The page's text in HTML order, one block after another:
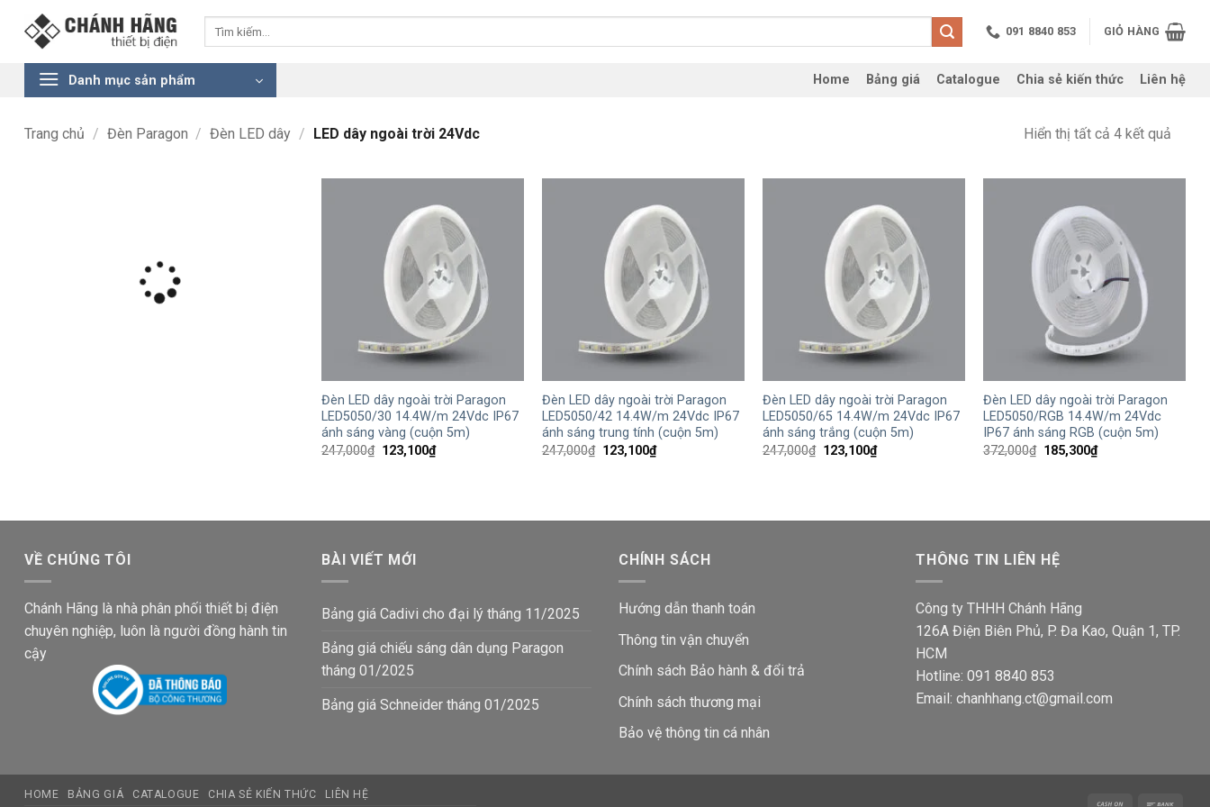
091 8840 853 GIỎ HÀNG
Danh mục sản phẩm Home Bảng giá Catalogue Chia sẻ kiến thức Liên hệ
Trang chủ / Đèn Paragon / Đèn LED dây / LED dây ngoài trời 24Vdc Hiển thị tất cả 4 kết quả
Đèn LED dây ngoài trời Paragon
LED5050/30 14.4W/m 24Vdc IP67
ánh sáng vàng (cuộn 5m)
247,000₫ Giá
123,100₫Giá
hiện
Đèn LED dây ngoài trời Paragon
LED5050/42 14.4W/m 24Vdc IP67
ánh sáng trung tính (cuộn 5m)
247,000₫ Giá
123,100₫Giá
hiện
Đèn LED dây ngoài trời Paragon
LED5050/65 14.4W/m 24Vdc IP67
ánh sáng trắng (cuộn 5m)
247,000₫ Giá
123,100₫Giá
hiện
Đèn LED dây ngoài trời Paragon
LED5050/RGB 14.4W/m 24Vdc
IP67 ánh sáng RGB (cuộn 5m)
372,000₫ Giá
185,300₫Giá
hiện
VỀ CHÚNG TÔI
Chánh Hãng là nhà phân phối thiết bị điện
chuyên nghiệp, luôn là người đồng hành tin
cậy
BÀI VIẾT MỚI
Bảng giá Cadivi cho đại lý tháng 11/2025
Bảng giá chiếu sáng dân dụng Paragon
tháng 01/2025
Bảng giá Schneider tháng 01/2025
CHÍNH SÁCH
Hướng dẫn thanh toán
Thông tin vận chuyển
Chính sách Bảo hành & đổi trả
Chính sách thương mại
Bảo vệ thông tin cá nhân
THÔNG TIN LIÊN HỆ
Công ty THHH Chánh Hãng
126A Điện Biên Phủ, P. Đa Kao, Quận 1, TP.
HCM
Hotline: 091 8840 853
Email: chanhhang.ct@gmail.com
HOME BẢNG GIÁ CATALOGUE CHIA SẺ KIẾN THỨC LIÊN HỆ